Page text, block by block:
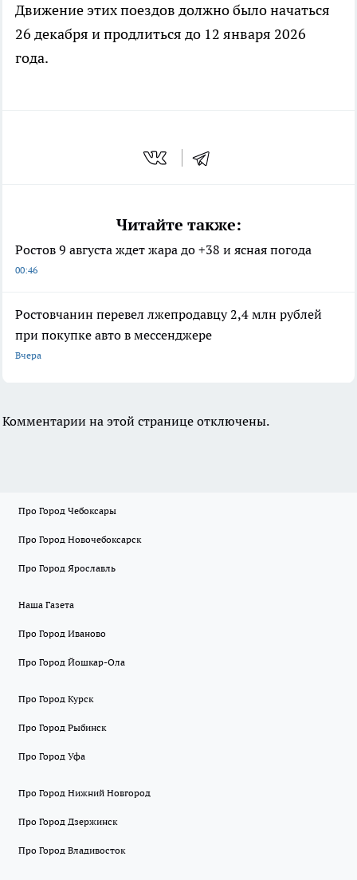
Движение этих поездов должно было начаться
26 декабря и продлиться до 12 января 2026
года.
Читайте также:
Ростов 9 августа ждет жара до +38 и ясная погода
00:46
Ростовчанин перевел лжепродавцу 2,4 млн рублей
при покупке авто в мессенджере
Вчера
Комментарии на этой странице отключены.
Про Город Чебоксары
Про Город Новочебоксарск
Про Город Ярославль
Наша Газета
Про Город Иваново
Про Город Йошкар-Ола
Про Город Курск
Про Город Рыбинск
Про Город Уфа
Про Город Нижний Новгород
Про Город Дзержинск
Про Город Владивосток